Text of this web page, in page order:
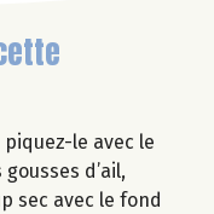
le avec le
d’ail,
sec avec le fond